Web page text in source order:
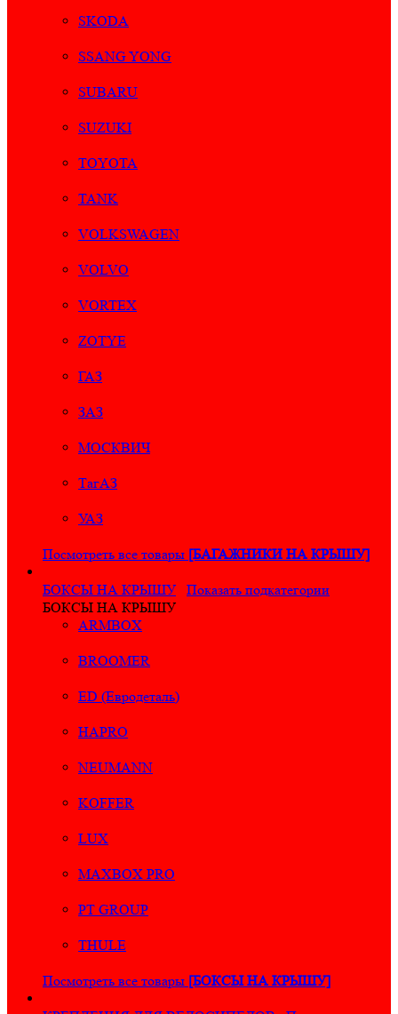
SKODA
SSANG YONG
SUBARU
SUZUKI
TOYOTA
TANK
VOLKSWAGEN
VOLVO
VORTEX
ZOTYE
ГАЗ
ЗАЗ
МОСКВИЧ
ТагАЗ
УАЗ
Посмотреть все товары [БАГАЖНИКИ НА КРЫШУ]
БОКСЫ НА КРЫШУ
Показать подкатегории
БОКСЫ НА КРЫШУ
ARMBOX
BROOMER
ED (Евродеталь)
HAPRO
NEUMANN
KOFFER
LUX
MAXBOX PRO
PT GROUP
THULE
Посмотреть все товары [БОКСЫ НА КРЫШУ]